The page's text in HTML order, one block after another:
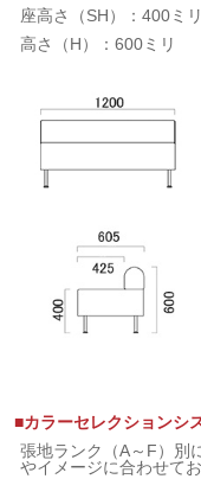
座高さ（SH）：400ミリ
高さ（H）：600ミリ
■カラーセレクションシ
張地ランク（A～F）別
やイメージに合わせて